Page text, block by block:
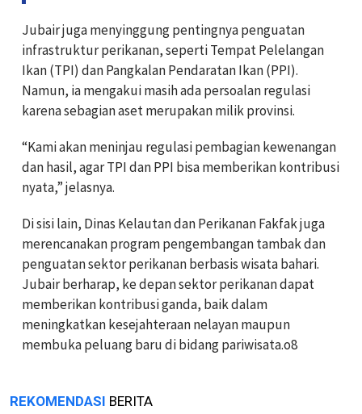
Jubair juga menyinggung pentingnya penguatan
infrastruktur perikanan, seperti Tempat Pelelangan
Ikan (TPI) dan Pangkalan Pendaratan Ikan (PPI).
Namun, ia mengakui masih ada persoalan regulasi
karena sebagian aset merupakan milik provinsi.
“Kami akan meninjau regulasi pembagian kewenangan
dan hasil, agar TPI dan PPI bisa memberikan kontribusi
nyata,” jelasnya.
Di sisi lain, Dinas Kelautan dan Perikanan Fakfak juga
merencanakan program pengembangan tambak dan
penguatan sektor perikanan berbasis wisata bahari.
Jubair berharap, ke depan sektor perikanan dapat
memberikan kontribusi ganda, baik dalam
meningkatkan kesejahteraan nelayan maupun
membuka peluang baru di bidang pariwisata.o8
REKOMENDASI BERITA